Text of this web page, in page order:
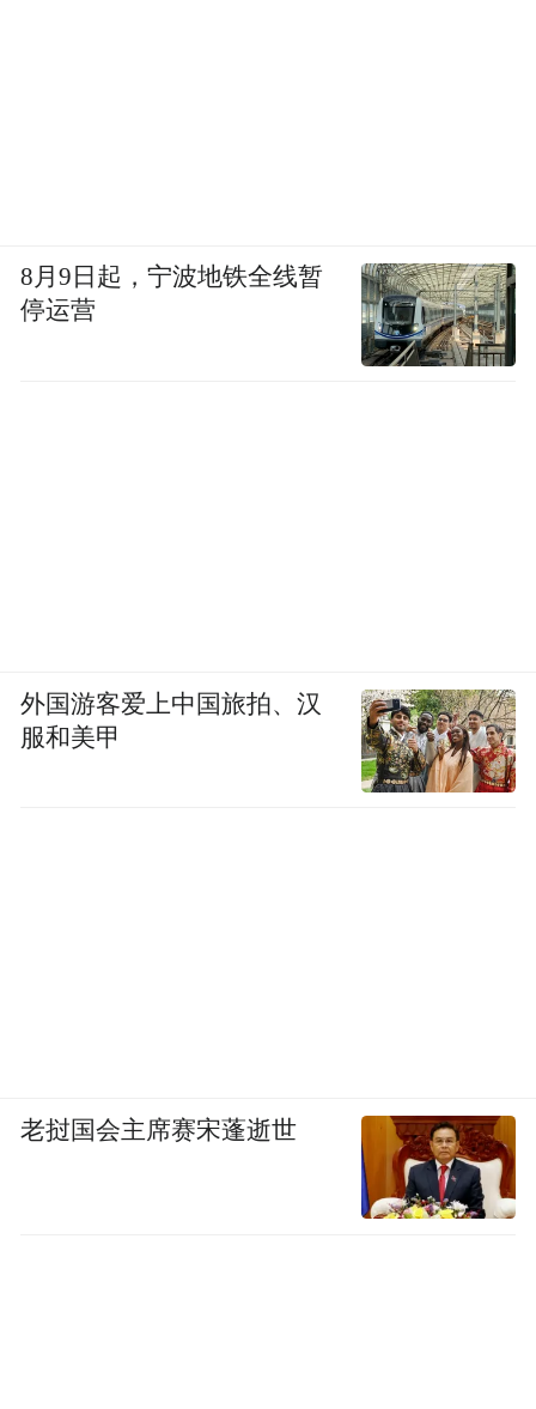
8月9日起，宁波地铁全线暂
停运营
外国游客爱上中国旅拍、汉
服和美甲
老挝国会主席赛宋蓬逝世